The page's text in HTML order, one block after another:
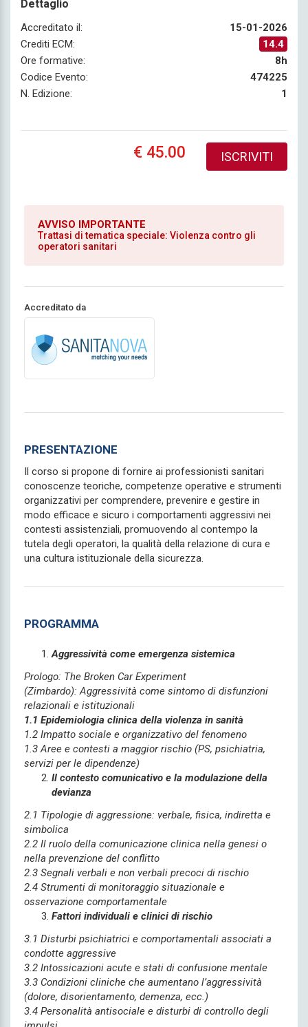
Dettaglio
Accreditato il:
15-01-2026
Crediti ECM:
14.4
Ore formative:
8h
Codice Evento:
474225
N. Edizione:
1
ISCRIVITI
€ 45.00
AVVISO IMPORTANTE
Trattasi di tematica speciale: Violenza contro gli
operatori sanitari
Accreditato da
PRESENTAZIONE
Il corso si propone di fornire ai professionisti sanitari
conoscenze teoriche, competenze operative e strumenti
organizzativi per comprendere, prevenire e gestire in
modo efficace e sicuro i comportamenti aggressivi nei
contesti assistenziali, promuovendo al contempo la
tutela degli operatori, la qualità della relazione di cura e
una cultura istituzionale della sicurezza.
PROGRAMMA
Aggressività come emergenza sistemica
Prologo: The Broken Car Experiment
(Zimbardo): Aggressività come sintomo di disfunzioni
relazionali e istituzionali
1.1 Epidemiologia clinica della violenza in sanità
1.2 Impatto sociale e organizzativo del fenomeno
1.3 Aree e contesti a maggior rischio (PS, psichiatria,
servizi per le dipendenze)
Il contesto comunicativo e la modulazione della
devianza
2.1 Tipologie di aggressione: verbale, fisica, indiretta e
simbolica
2.2 Il ruolo della comunicazione clinica nella genesi o
nella prevenzione del conflitto
2.3 Segnali verbali e non verbali precoci di rischio
2.4 Strumenti di monitoraggio situazionale e
osservazione comportamentale
Fattori individuali e clinici di rischio
3.1 Disturbi psichiatrici e comportamentali associati a
condotte aggressive
3.2 Intossicazioni acute e stati di confusione mentale
3.3 Condizioni cliniche che aumentano l’aggressività
(dolore, disorientamento, demenza, ecc.)
3.4 Personalità antisociale e disturbi di controllo degli